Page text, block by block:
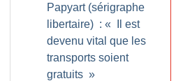
Papyart (sérigraphe
libertaire) : «
Il est
devenu vital que les
transports soient
gratuits »